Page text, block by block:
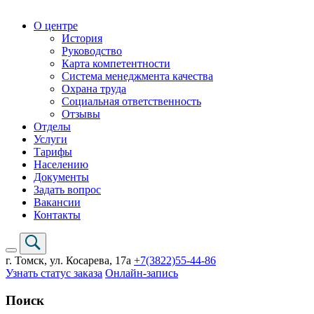
О центре
История
Руководство
Карта компетентности
Система менеджмента качества
Охрана труда
Социальная ответственность
Отзывы
Отделы
Услуги
Тарифы
Населению
Документы
Задать вопрос
Вакансии
Контакты
г. Томск, ул. Косарева, 17а +7(3822)55-44-86
Узнать статус заказа Онлайн-запись
Поиск